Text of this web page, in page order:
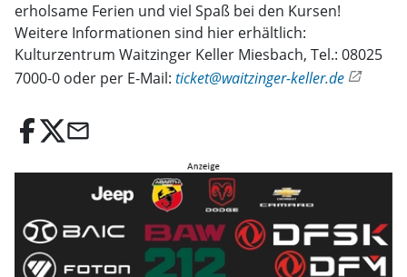
erholsame Ferien und viel Spaß bei den Kursen!
Weitere Informationen sind hier erhältlich:
Kulturzentrum Waitzinger Keller Miesbach, Tel.: 08025
7000-0 oder per E-Mail: ticket@waitzinger-keller.de
email